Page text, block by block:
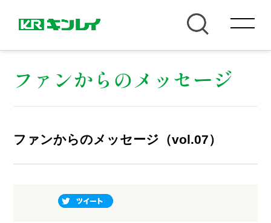
ファンからのメッセージ
ファンからのメッセージ（vol.07）